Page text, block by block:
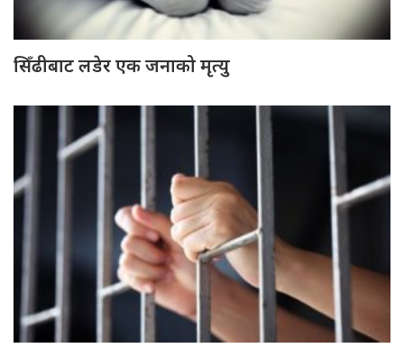
सिँढीबाट लडेर एक जनाको मृत्यु